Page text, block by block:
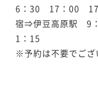
6：30　17：00　
宿⇒伊豆高原駅　9
1：15
※予約は不要でござ